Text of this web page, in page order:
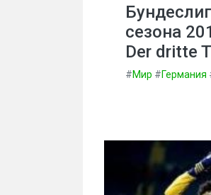
сезона
Der dritte
#Мир #Германия